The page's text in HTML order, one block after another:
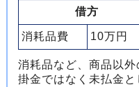
借方
消耗品費 10万円
消耗品など、商品以
掛金ではなく未払金と